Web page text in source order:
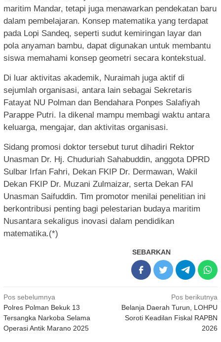
maritim Mandar, tetapi juga menawarkan pendekatan baru
dalam pembelajaran. Konsep matematika yang terdapat
pada Lopi Sandeq, seperti sudut kemiringan layar dan
pola anyaman bambu, dapat digunakan untuk membantu
siswa memahami konsep geometri secara kontekstual.
Di luar aktivitas akademik, Nuraimah juga aktif di
sejumlah organisasi, antara lain sebagai Sekretaris
Fatayat NU Polman dan Bendahara Ponpes Salafiyah
Parappe Putri. Ia dikenal mampu membagi waktu antara
keluarga, mengajar, dan aktivitas organisasi.
Sidang promosi doktor tersebut turut dihadiri Rektor
Unasman Dr. Hj. Chuduriah Sahabuddin, anggota DPRD
Sulbar Irfan Fahri, Dekan FKIP Dr. Dermawan, Wakil
Dekan FKIP Dr. Muzani Zulmaizar, serta Dekan FAI
Unasman Saifuddin. Tim promotor menilai penelitian ini
berkontribusi penting bagi pelestarian budaya maritim
Nusantara sekaligus inovasi dalam pendidikan
matematika.(*)
SEBARKAN
Navigasi
pos
Pos sebelumnya
Polres Polman Bekuk 13
Tersangka Narkoba Selama
Operasi Antik Marano 2025
Pos berikutnya
Belanja Daerah Turun, LOHPU
Soroti Keadilan Fiskal RAPBN
2026